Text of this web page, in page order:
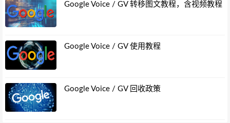
Google Voice / GV 转移图文教程，含视频教程
Google Voice / GV 使用教程
Google Voice / GV 回收政策